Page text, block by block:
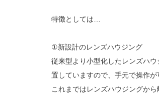
特徴としては…
①新設計のレンズハウジング
従来型より小型化したレンズハ
置していますので、手元で操作が
これまではレンズハウジングか